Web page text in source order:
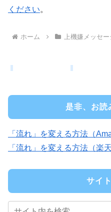
ください。
ホーム 上機嫌メッセー
是非、お読
「流れ」を変える方法（
「流れ」を変える方法（楽天
サイ